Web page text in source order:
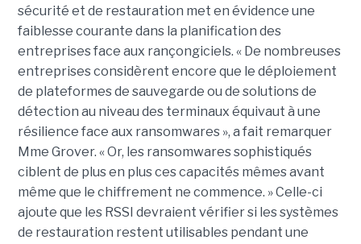
sécurité et de restauration met en évidence une
faiblesse courante dans la planification des
entreprises face aux rançongiciels. « De nombreuses
entreprises considèrent encore que le déploiement
de plateformes de sauvegarde ou de solutions de
détection au niveau des terminaux équivaut à une
résilience face aux ransomwares », a fait remarquer
Mme Grover. « Or, les ransomwares sophistiqués
ciblent de plus en plus ces capacités mêmes avant
même que le chiffrement ne commence. » Celle-ci
ajoute que les RSSI devraient vérifier si les systèmes
de restauration restent utilisables pendant une